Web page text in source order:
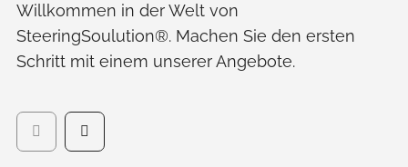
Willkommen in der Welt von
SteeringSoulution®. Machen Sie den ersten
Schritt mit einem unserer Angebote.
folgt
ein